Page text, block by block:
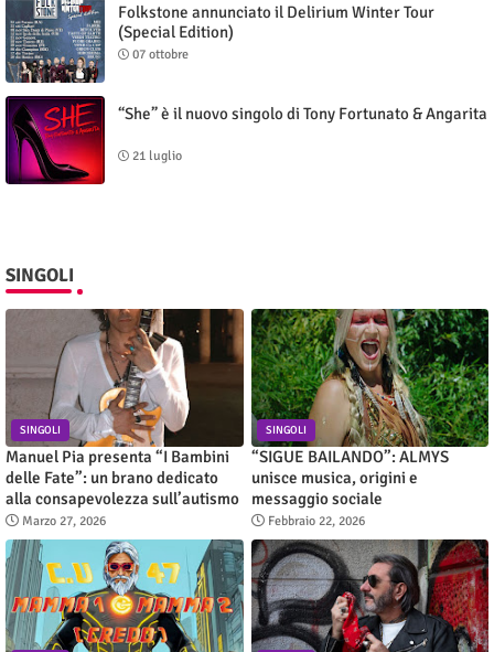
Folkstone annunciato il Delirium Winter Tour
(Special Edition)
07 ottobre
“She” è il nuovo singolo di Tony Fortunato & Angarita
21 luglio
SINGOLI
SINGOLI
Manuel Pia presenta “I Bambini
delle Fate”: un brano dedicato
alla consapevolezza sull’autismo
Marzo 27, 2026
SINGOLI
“SIGUE BAILANDO”: ALMYS
unisce musica, origini e
messaggio sociale
Febbraio 22, 2026